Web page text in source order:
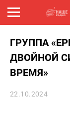
ГРУППА
ДВОЙНОЙ
ВРЕМЯ»
22.10.2024